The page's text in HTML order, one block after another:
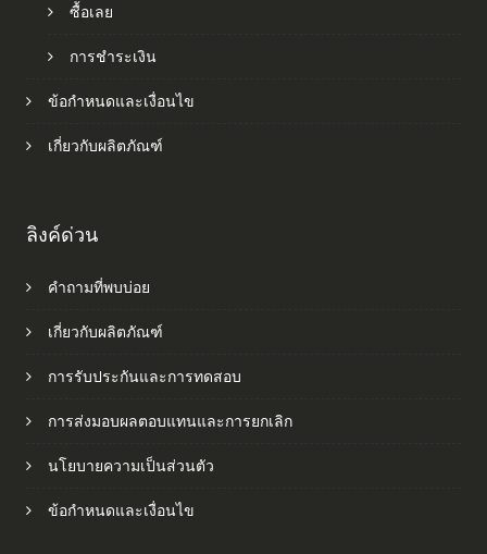
ซื้อเลย
การชำระเงิน
ข้อกำหนดและเงื่อนไข
เกี่ยวกับผลิตภัณฑ์
ลิงค์ด่วน
คำถามที่พบบ่อย
เกี่ยวกับผลิตภัณฑ์
การรับประกันและการทดสอบ
การส่งมอบผลตอบแทนและการยกเลิก
นโยบายความเป็นส่วนตัว
ข้อกำหนดและเงื่อนไข